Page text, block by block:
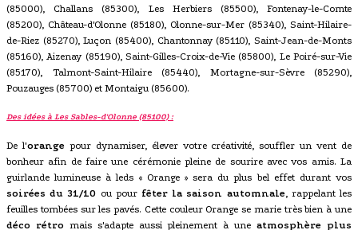
(85000), Challans (85300), Les Herbiers (85500), Fontenay-le-Comte
(85200), Château-d'Olonne (85180), Olonne-sur-Mer (85340), Saint-Hilaire-
de-Riez (85270), Luçon (85400), Chantonnay (85110), Saint-Jean-de-Monts
(85160), Aizenay (85190), Saint-Gilles-Croix-de-Vie (85800), Le Poiré-sur-Vie
(85170), Talmont-Saint-Hilaire (85440), Mortagne-sur-Sèvre (85290),
Pouzauges (85700) et Montaigu (85600).
Des idées à Les Sables-d'Olonne (85100) :
De l'orangepour dynamiser, élever votre créativité, souffler un vent de
bonheur afin de faire une cérémonie pleine de sourire avec vos amis. La
guirlande lumineuse à leds « Orange » sera du plus bel effet durant vos
soirées du 31/10 ou pour fêter la saison automnale, rappelant les
feuilles tombées sur les pavés. Cette couleur Orange se marie très bien à une
déco rétro mais s'adapte aussi pleinement à uneatmosphère plus